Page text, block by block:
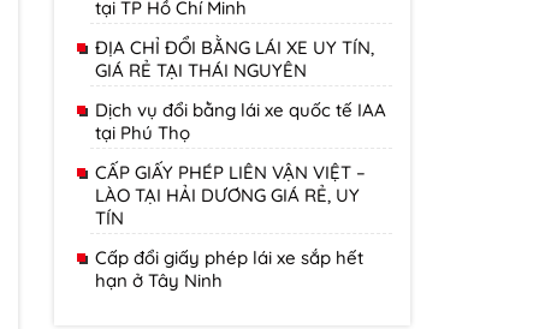
tại TP Hồ Chí Minh
ĐỊA CHỈ ĐỔI BẰNG LÁI XE UY TÍN,
GIÁ RẺ TẠI THÁI NGUYÊN
Dịch vụ đổi bằng lái xe quốc tế IAA
tại Phú Thọ
CẤP GIẤY PHÉP LIÊN VẬN VIỆT –
LÀO TẠI HẢI DƯƠNG GIÁ RẺ, UY
TÍN
Cấp đổi giấy phép lái xe sắp hết
hạn ở Tây Ninh